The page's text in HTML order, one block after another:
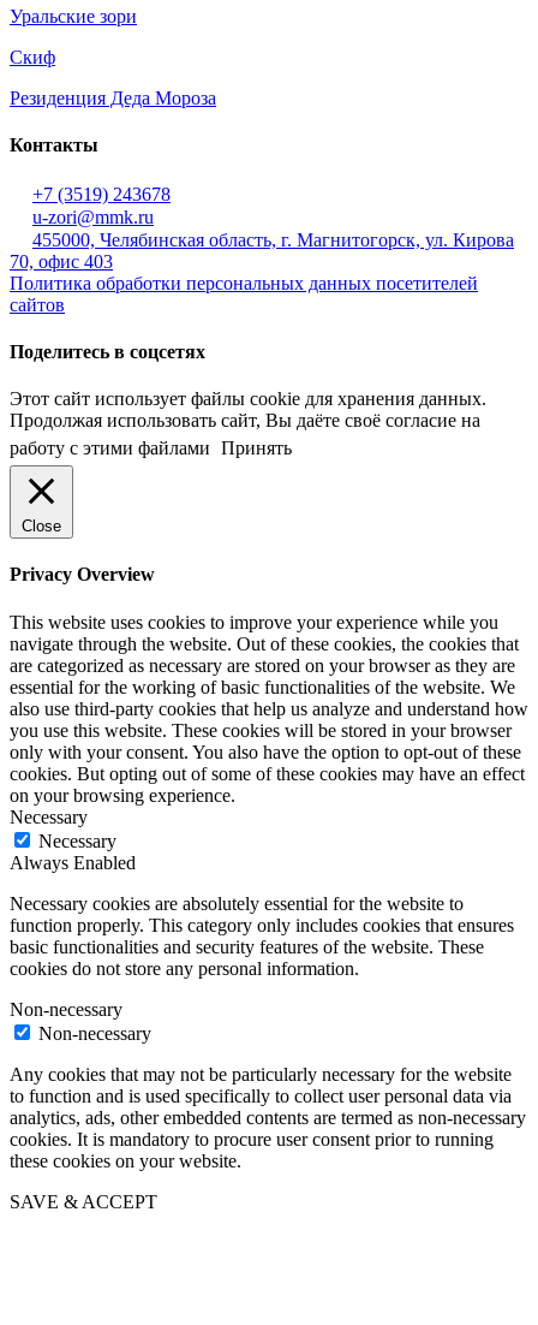
Уральские зори
Скиф
Резиденция Деда Мороза
Контакты
+7 (3519) 243678
u-zori@mmk.ru
455000, Челябинская область, г. Магнитогорск, ул. Кирова
70, офис 403
Политика обработки персональных данных посетителей
сайтов
Поделитесь в соцсетях
Этот сайт использует файлы cookie для хранения данных.
Продолжая использовать сайт, Вы даёте своё согласие на
работу с этими файлами Принять
Close
Privacy Overview
This website uses cookies to improve your experience while you
navigate through the website. Out of these cookies, the cookies that
are categorized as necessary are stored on your browser as they are
essential for the working of basic functionalities of the website. We
also use third-party cookies that help us analyze and understand how
you use this website. These cookies will be stored in your browser
only with your consent. You also have the option to opt-out of these
cookies. But opting out of some of these cookies may have an effect
on your browsing experience.
Necessary
Necessary
Always Enabled
Necessary cookies are absolutely essential for the website to
function properly. This category only includes cookies that ensures
basic functionalities and security features of the website. These
cookies do not store any personal information.
Non-necessary
Non-necessary
Any cookies that may not be particularly necessary for the website
to function and is used specifically to collect user personal data via
analytics, ads, other embedded contents are termed as non-necessary
cookies. It is mandatory to procure user consent prior to running
these cookies on your website.
SAVE & ACCEPT